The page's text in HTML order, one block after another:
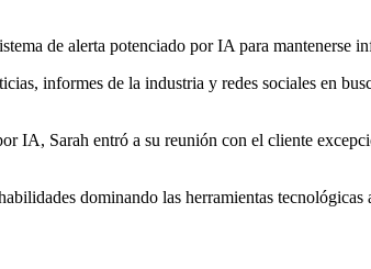
de alerta potenciado por IA para mantenerse
informes de la industria y redes sociales en
IA, Sarah entró a su reunión con el cliente
dominando las herramientas